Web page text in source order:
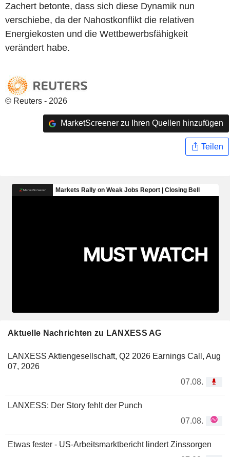
Zachert betonte, dass sich diese Dynamik nun
verschiebe, da der Nahostkonflikt die relativen
Energiekosten und die Wettbewerbsfähigkeit
verändert habe.
© Reuters - 2026
MarketScreener zu Ihren Quellen hinzufügen
Teilen
Aktuelle Nachrichten zu LANXESS AG
LANXESS Aktiengesellschaft, Q2 2026 Earnings Call, Aug
07, 2026
07.08.
LANXESS: Der Story fehlt der Punch
07.08.
Etwas fester - US-Arbeitsmarktbericht lindert Zinssorgen